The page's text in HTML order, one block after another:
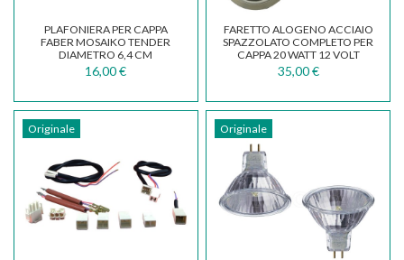
PLAFONIERA PER CAPPA
FABER MOSAIKO TENDER
DIAMETRO 6,4 CM
133.0016.972
16,00 €
FARETTO ALOGENO ACCIAIO
SPAZZOLATO COMPLETO PER
CAPPA 20 WATT 12 VOLT
FABER FRANKE SMEG
35,00 €
Originale Originale